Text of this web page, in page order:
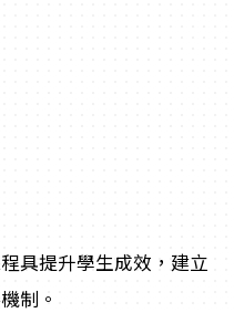
具提升學生成效，建立
制。